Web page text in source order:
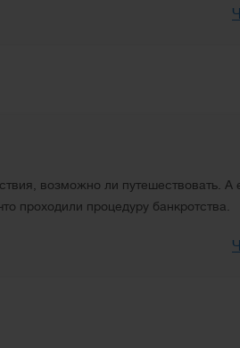
возможно ли путешествовать. А
проходили процедуру банкротства.